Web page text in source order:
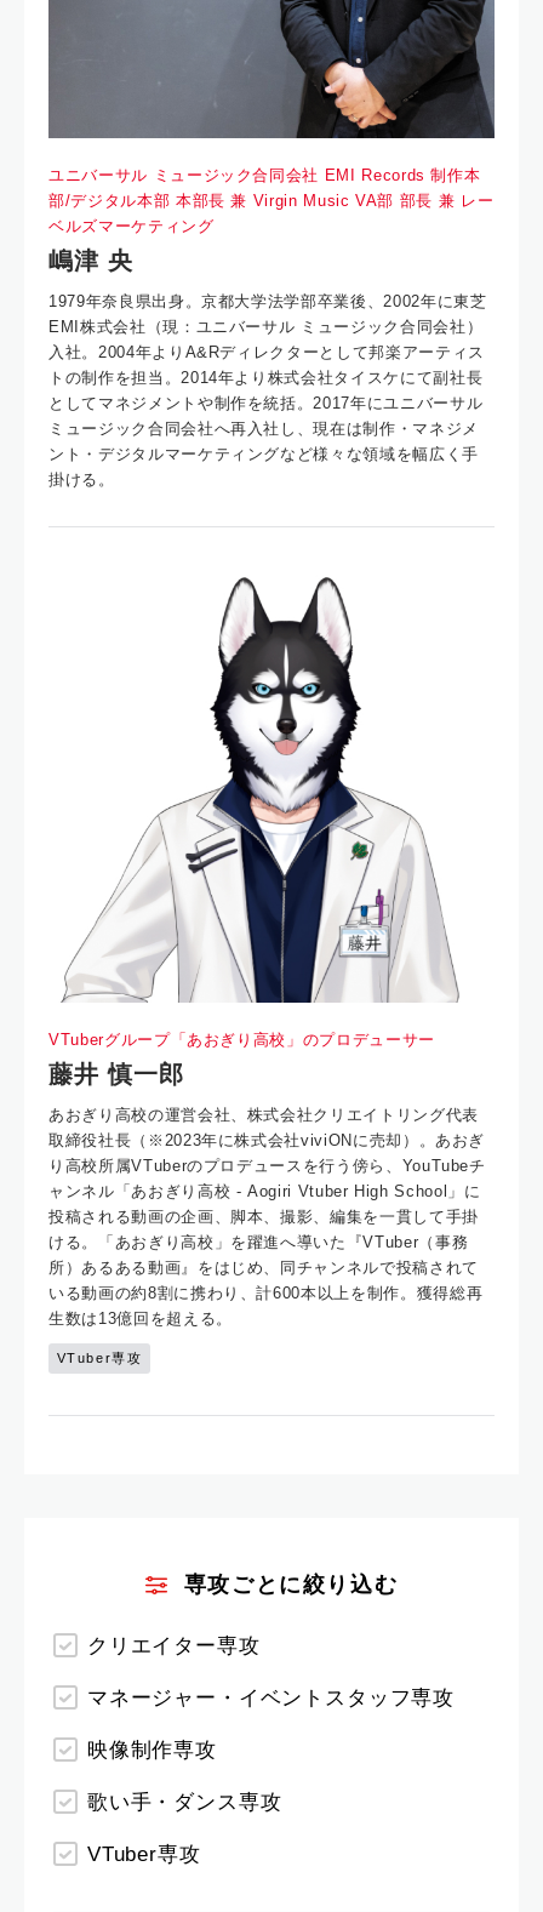
ユニバーサル ミュージック合同会社 EMI Records 制作本
部/デジタル本部 本部長 兼 Virgin Music VA部 部長 兼 レー
ベルズマーケティング
嶋津 央
1979年奈良県出身。京都大学法学部卒業後、2002年に東芝
EMI株式会社（現：ユニバーサル ミュージック合同会社）
入社。2004年よりA&Rディレクターとして邦楽アーティス
トの制作を担当。2014年より株式会社タイスケにて副社長
としてマネジメントや制作を統括。2017年にユニバーサル
ミュージック合同会社へ再入社し、現在は制作・マネジメ
ント・デジタルマーケティングなど様々な領域を幅広く手
掛ける。
VTuberグループ「あおぎり高校」のプロデューサー
藤井 慎一郎
あおぎり高校の運営会社、株式会社クリエイトリング代表
取締役社長（※2023年に株式会社viviONに売却）。あおぎ
り高校所属VTuberのプロデュースを行う傍ら、YouTubeチ
ャンネル「あおぎり高校 - Aogiri Vtuber High School」に
投稿される動画の企画、脚本、撮影、編集を一貫して手掛
ける。「あおぎり高校」を躍進へ導いた『VTuber（事務
所）あるある動画』をはじめ、同チャンネルで投稿されて
いる動画の約8割に携わり、計600本以上を制作。獲得総再
生数は13億回を超える。
VTuber専攻
専攻ごとに絞り込む
クリエイター専攻
マネージャー・イベントスタッフ専攻
映像制作専攻
歌い手・ダンス専攻
VTuber専攻